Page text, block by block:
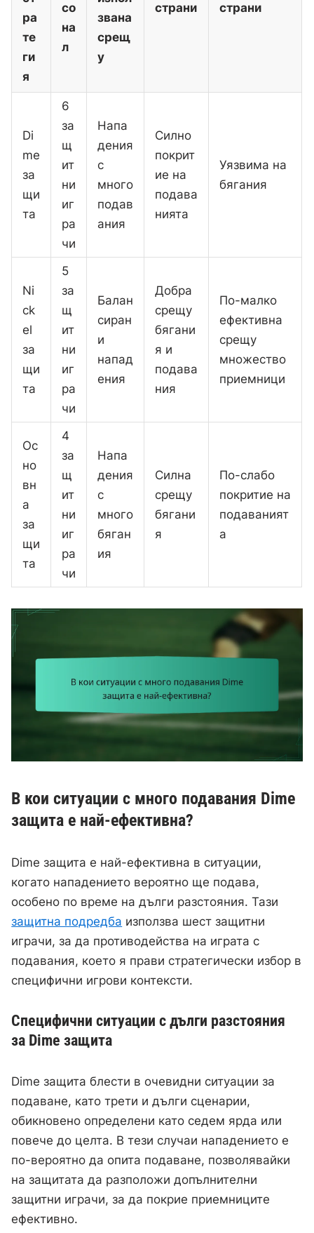
ра
те
ги
я
со
на
л
звана
срещ
у
страни страни
Di
me
за
щи
та
6
за
щ
ит
ни
иг
ра
чи
Напа
дения
с
много
подав
ания
Силно
покрит
ие на
подава
нията
Уязвима на
бягания
Ni
ck
el
за
щи
та
5
за
щ
ит
ни
иг
ра
чи
Балан
сиран
и
напад
ения
Добра
срещу
бягани
я и
подава
ния
По-малко
ефективна
срещу
множество
приемници
Ос
но
вн
а
за
щи
та
4
за
щ
ит
ни
иг
ра
чи
Напа
дения
с
много
бяган
ия
Силна
срещу
бягани
я
По-слабо
покритие на
подаваният
а
В кои ситуации с много подавания Dime
защита е най-ефективна?
Dime защита е най-ефективна в ситуации,
когато нападението вероятно ще подава,
особено по време на дълги разстояния. Тази
защитна подредба използва шест защитни
играчи, за да противодейства на играта с
подавания, което я прави стратегически избор в
специфични игрови контексти.
Специфични ситуации с дълги разстояния
за Dime защита
Dime защита блести в очевидни ситуации за
подаване, като трети и дълги сценарии,
обикновено определени като седем ярда или
повече до целта. В тези случаи нападението е
по-вероятно да опита подаване, позволявайки
на защитата да разположи допълнителни
защитни играчи, за да покрие приемниците
ефективно.